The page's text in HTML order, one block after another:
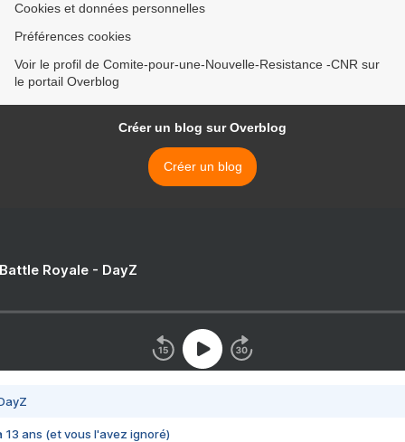
Cookies et données personnelles
Préférences cookies
Voir le profil de Comite-pour-une-Nouvelle-Resistance -CNR sur
le portail Overblog
Créer un blog sur Overblog
Créer un blog
Royale - DayZ
13 ans (et vous l'avez ignoré)